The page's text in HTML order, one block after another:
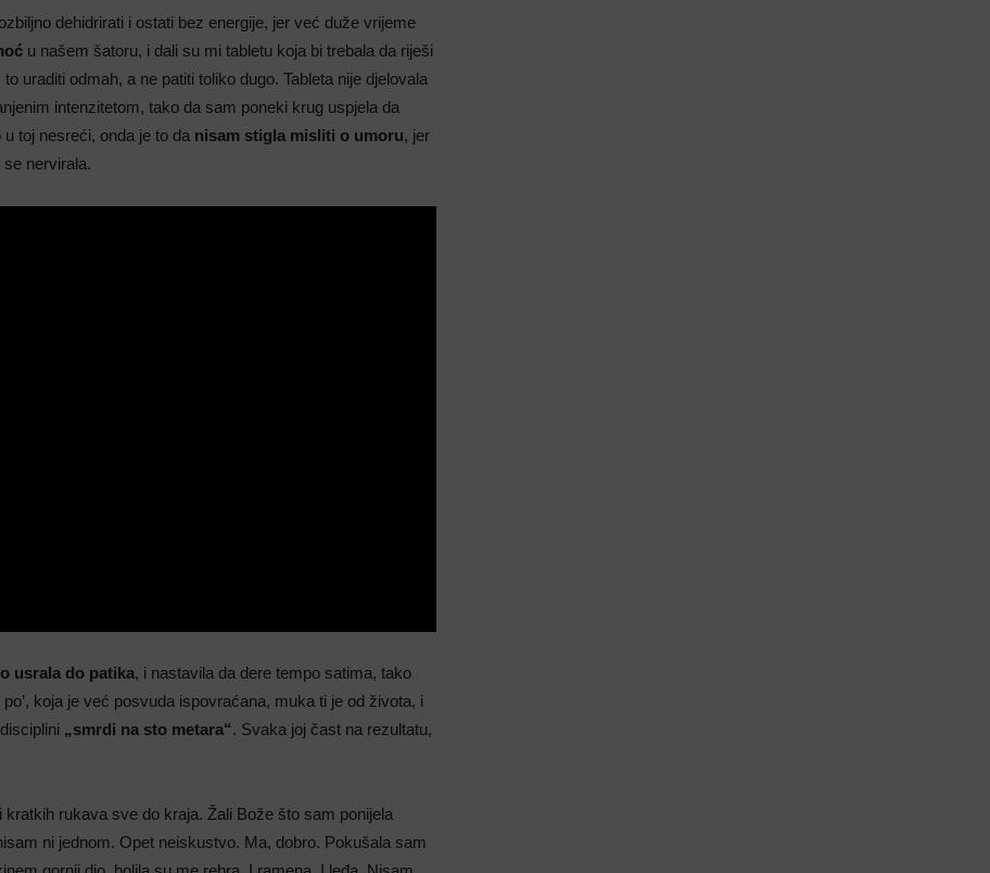
dehidrirati i ostati bez energije, jer već duže vrijeme
u našem šatoru, i dali su mi tabletu koja bi trebala da riješi
uraditi odmah, a ne patiti toliko dugo. Tableta nije djelovala
intenzitetom, tako da sam poneki krug uspjela da
toj nesreći, onda je to da nisam stigla misliti o umoru, jer
nervirala.
usrala do patika, i nastavila da dere tempo satima, tako
koja je već posvuda ispovraćana, muka ti je od života, i
„smrdi na sto metara“. Svaka joj čast na rezultatu,
kratkih rukava sve do kraja. Žali Bože što sam ponijela
ni jednom. Opet neiskustvo. Ma, dobro. Pokušala sam